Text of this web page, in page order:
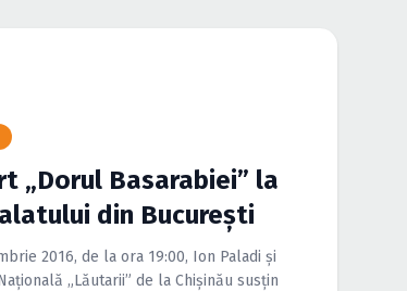
„Dorul Basarabiei” la
din Bucureşti
2016, de la ora 19:00, Ion Paladi şi
„Lăutarii” de la Chişinău susţin